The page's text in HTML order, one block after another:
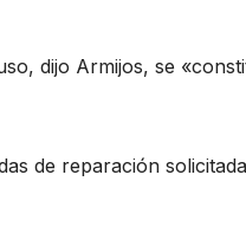
dijo Armijos, se
de reparación